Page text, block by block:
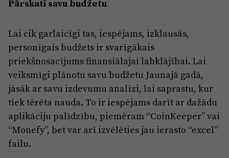
Privātuma politika
Ētikas kodekss
Lietošanas noteikumi
Pārredzamības paziņojumi
Sludinājumi
Pārskati savu budžetu
Lai cik garlaicīgi tas, iespējams, izklausās,
personīgais budžets ir svarīgākais
priekšnosacījums finansiālajai labklājībai. Lai
veiksmīgi plānotu savu budžetu Jaunajā gadā,
jāsāk ar savu izdevumu analīzi, lai saprastu, kur
tiek tērēta nauda. To ir iespējams darīt ar dažādu
aplikāciju palīdzību, piemēram “CoinKeeper” vai
“Monefy”, bet var arī izvēlēties jau ierasto “excel”
failu.